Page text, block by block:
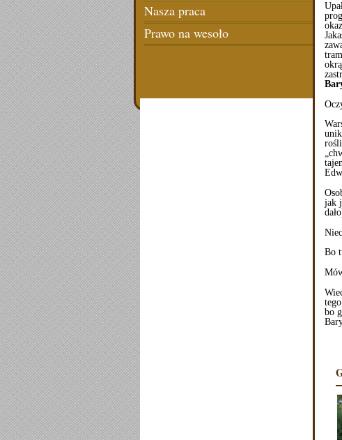
Nasza praca
Prawo na wesoło
jak
Bo
bo